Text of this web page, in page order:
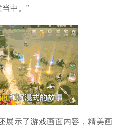
中。”
展示了游戏画面内容，精美画